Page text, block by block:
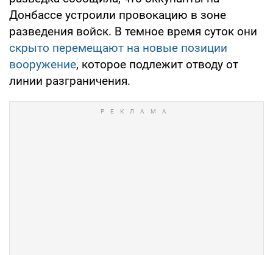
Донбассе устроили провокацию в зоне
разведения войск. В темное время суток они
скрыто перемещают на новые позиции
вооружение, которое подлежит отводу от
линии разграничения.